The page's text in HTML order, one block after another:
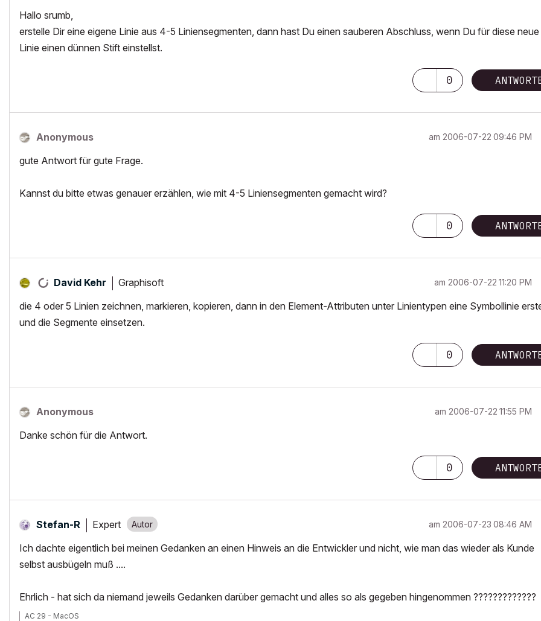
Hallo srumb,
erstelle Dir eine eigene Linie aus 4-5 Liniensegmenten, dann hast Du einen sauberen Abschluss, wenn Du für diese neue
Linie einen dünnen Stift einstellst.
0
Anonymous am ‎2006-07-22 09:46 PM
gute Antwort für gute Frage.
Kannst du bitte etwas genauer erzählen, wie mit 4-5 Liniensegmenten gemacht wird?
0
David Kehr Graphisoft am ‎2006-07-22 11:20 PM
die 4 oder 5 Linien zeichnen, markieren, kopieren, dann in den Element-Attributen unter Linientypen eine Symbollinie
und die Segmente einsetzen.
0
Anonymous am ‎2006-07-22 11:55 PM
Danke schön für die Antwort.
0
Stefan-R Expert am ‎2006-07-23 08:46 AM
Ich dachte eigentlich bei meinen Gedanken an einen Hinweis an die Entwickler und nicht, wie man das wieder als Kunde
selbst ausbügeln muß ....
Ehrlich - hat sich da niemand jeweils Gedanken darüber gemacht und alles so als gegeben hingenommen ?????????????
AC 29 - MacOS